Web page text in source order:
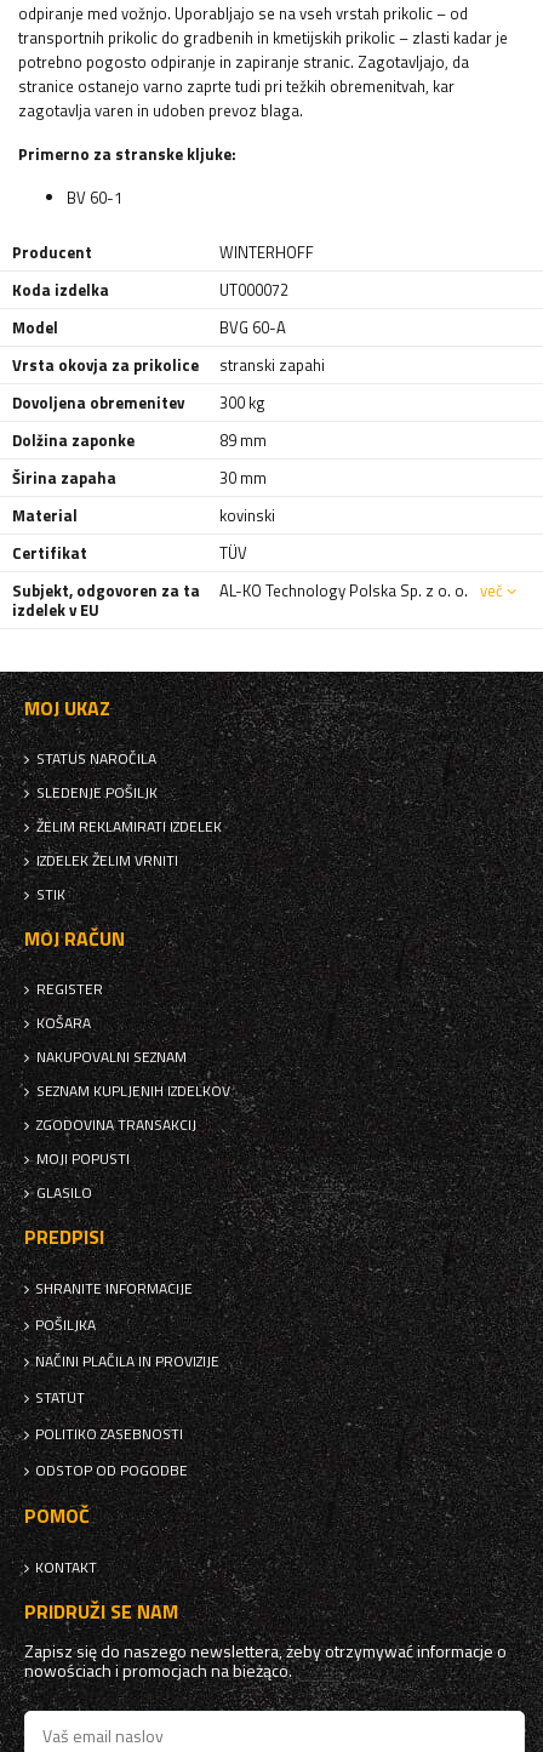
odpiranje med vožnjo. Uporabljajo se na vseh vrstah prikolic – od
transportnih prikolic do gradbenih in kmetijskih prikolic – zlasti kadar je
potrebno pogosto odpiranje in zapiranje stranic. Zagotavljajo, da
stranice ostanejo varno zaprte tudi pri težkih obremenitvah, kar
zagotavlja varen in udoben prevoz blaga.
Primerno za stranske kljuke:
BV 60-1
Producent
WINTERHOFF
Koda izdelka
UT000072
Model
BVG 60-A
Vrsta okovja za prikolice
stranski zapahi
Dovoljena obremenitev
300 kg
Dolžina zaponke
89 mm
Širina zapaha
30 mm
Material
kovinski
Certifikat
TÜV
Subjekt, odgovoren za ta
izdelek v EU
AL-KO Technology Polska Sp. z o. o. več
MOJ UKAZ
STATUS NAROČILA
SLEDENJE POŠILJK
ŽELIM REKLAMIRATI IZDELEK
IZDELEK ŽELIM VRNITI
STIK
MOJ RAČUN
REGISTER
KOŠARA
NAKUPOVALNI SEZNAM
SEZNAM KUPLJENIH IZDELKOV
ZGODOVINA TRANSAKCIJ
MOJI POPUSTI
GLASILO
PREDPISI
SHRANITE INFORMACIJE
POŠILJKA
NAČINI PLAČILA IN PROVIZIJE
STATUT
POLITIKO ZASEBNOSTI
ODSTOP OD POGODBE
POMOČ
KONTAKT
PRIDRUŽI SE NAM
Zapisz się do naszego newslettera, żeby otrzymywać informacje o
nowościach i promocjach na bieżąco.